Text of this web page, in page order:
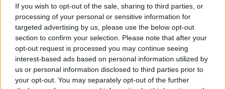
If you wish to opt-out of the sale, sharing to third parties, or
processing of your personal or sensitive information for
targeted advertising by us, please use the below opt-out
section to confirm your selection. Please note that after your
opt-out request is processed you may continue seeing
interest-based ads based on personal information utilized by
us or personal information disclosed to third parties prior to
your opt-out. You may separately opt-out of the further
La iglesia tiene una sola nave, dividida en dos tramos
con arcos fajones muy apuntados. Su primitiva
techumbre fue de madera a dos vertientes. La
cabecera presenta bóveda de crucería. La fábrica es
de mampostería, ladrillo y sillares de piedra para las
portadas. El edificio ha sufrido reedificaciones en los